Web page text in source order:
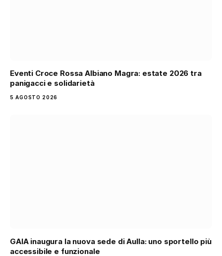
Eventi Croce Rossa Albiano Magra: estate 2026 tra
panigacci e solidarietà
5 AGOSTO 2026
GAIA inaugura la nuova sede di Aulla: uno sportello più
accessibile e funzionale